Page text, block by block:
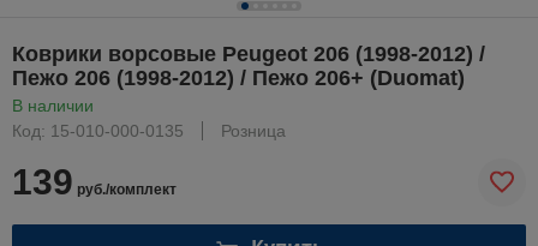
Коврики ворсовые Peugeot 206 (1998-2012) /
Пежо 206 (1998-2012) / Пежо 206+ (Duomat)
В наличии
Код: 15-010-000-0135
Розница
139 руб./комплект